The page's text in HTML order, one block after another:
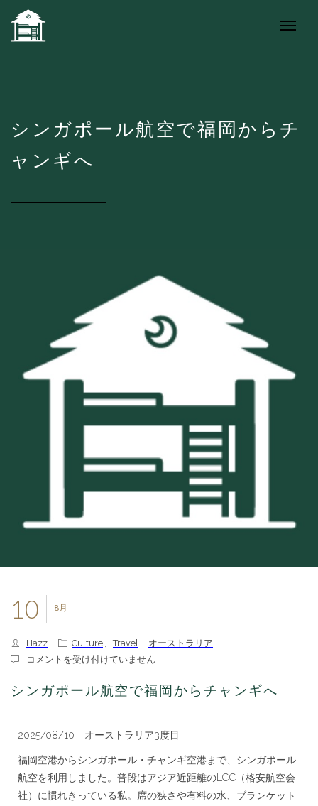
シンガポール航空で福岡からチ
ャンギへ
8月
10
Hazz Culture , Travel ,
オーストラリア
シ
ガ
ポ
航
で
福
か
コメントを受け付けていません
シンガポール航空で福岡からチャンギへ
2025/08/10 オーストラリア3度目
福岡空港からシンガポール・チャンギ空港まで、シンガポール
航空を利用しました。普段はアジア近距離のLCC（格安航空会
社）に慣れきっている私。席の狭さや有料の水、ブランケット